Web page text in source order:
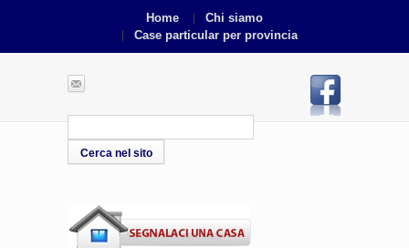
Home
Chi siamo
Case particular per provincia